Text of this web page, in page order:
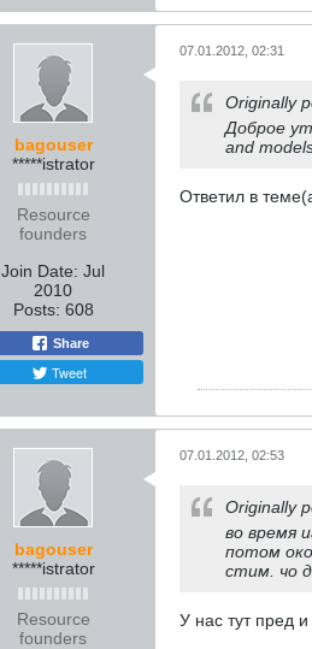
bagouser
*****istrator
Resource
founders
Join Date: Jul
2010
Posts: 608
Share
Tweet
07.01.2012, 02:31
Originally
Доброе
and
Ответил в
bagouser
*****istrator
Resource
founders
07.01.2012, 02:53
Originally
во время
потом
стим. чо
У нас тут пред